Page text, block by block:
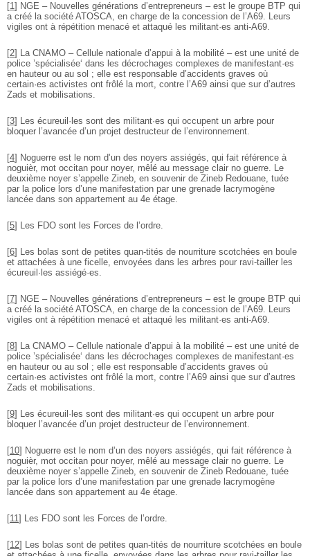
[1] NGE – Nouvelles générations d’entrepreneurs – est le groupe BTP qui
a créé la société ATOSCA, en charge de la concession de l’A69. Leurs
vigiles ont à répétition menacé et attaqué les militant·es anti-A69.
[2] La CNAMO – Cellule nationale d’appui à la mobilité – est une unité de
police ’spécialisée‘ dans les décrochages complexes de manifestant·es
en hauteur ou au sol ; elle est responsable d’accidents graves où
certain·es activistes ont frôlé la mort, contre l’A69 ainsi que sur d’autres
Zads et mobilisations.
[3] Les écureuil·les sont des militant·es qui occupent un arbre pour
bloquer l’avancée d’un projet destructeur de l’environnement.
[4] Noguerre est le nom d’un des noyers assiégés, qui fait référence à
noguièr, mot occitan pour noyer, mêlé au message clair no guerre. Le
deuxième noyer s’appelle Zineb, en souvenir de Zineb Redouane, tuée
par la police lors d’une manifestation par une grenade lacrymogène
lancée dans son appartement au 4e étage.
[5] Les FDO sont les Forces de l’ordre.
[6] Les bolas sont de petites quan-tités de nourriture scotchées en boule
et attachées à une ficelle, envoyées dans les arbres pour ravi-tailler les
écureuil·les assiégé·es.
[7] NGE – Nouvelles générations d’entrepreneurs – est le groupe BTP qui
a créé la société ATOSCA, en charge de la concession de l’A69. Leurs
vigiles ont à répétition menacé et attaqué les militant·es anti-A69.
[8] La CNAMO – Cellule nationale d’appui à la mobilité – est une unité de
police ’spécialisée‘ dans les décrochages complexes de manifestant·es
en hauteur ou au sol ; elle est responsable d’accidents graves où
certain·es activistes ont frôlé la mort, contre l’A69 ainsi que sur d’autres
Zads et mobilisations.
[9] Les écureuil·les sont des militant·es qui occupent un arbre pour
bloquer l’avancée d’un projet destructeur de l’environnement.
[10] Noguerre est le nom d’un des noyers assiégés, qui fait référence à
noguièr, mot occitan pour noyer, mêlé au message clair no guerre. Le
deuxième noyer s’appelle Zineb, en souvenir de Zineb Redouane, tuée
par la police lors d’une manifestation par une grenade lacrymogène
lancée dans son appartement au 4e étage.
[11] Les FDO sont les Forces de l’ordre.
[12] Les bolas sont de petites quan-tités de nourriture scotchées en boule